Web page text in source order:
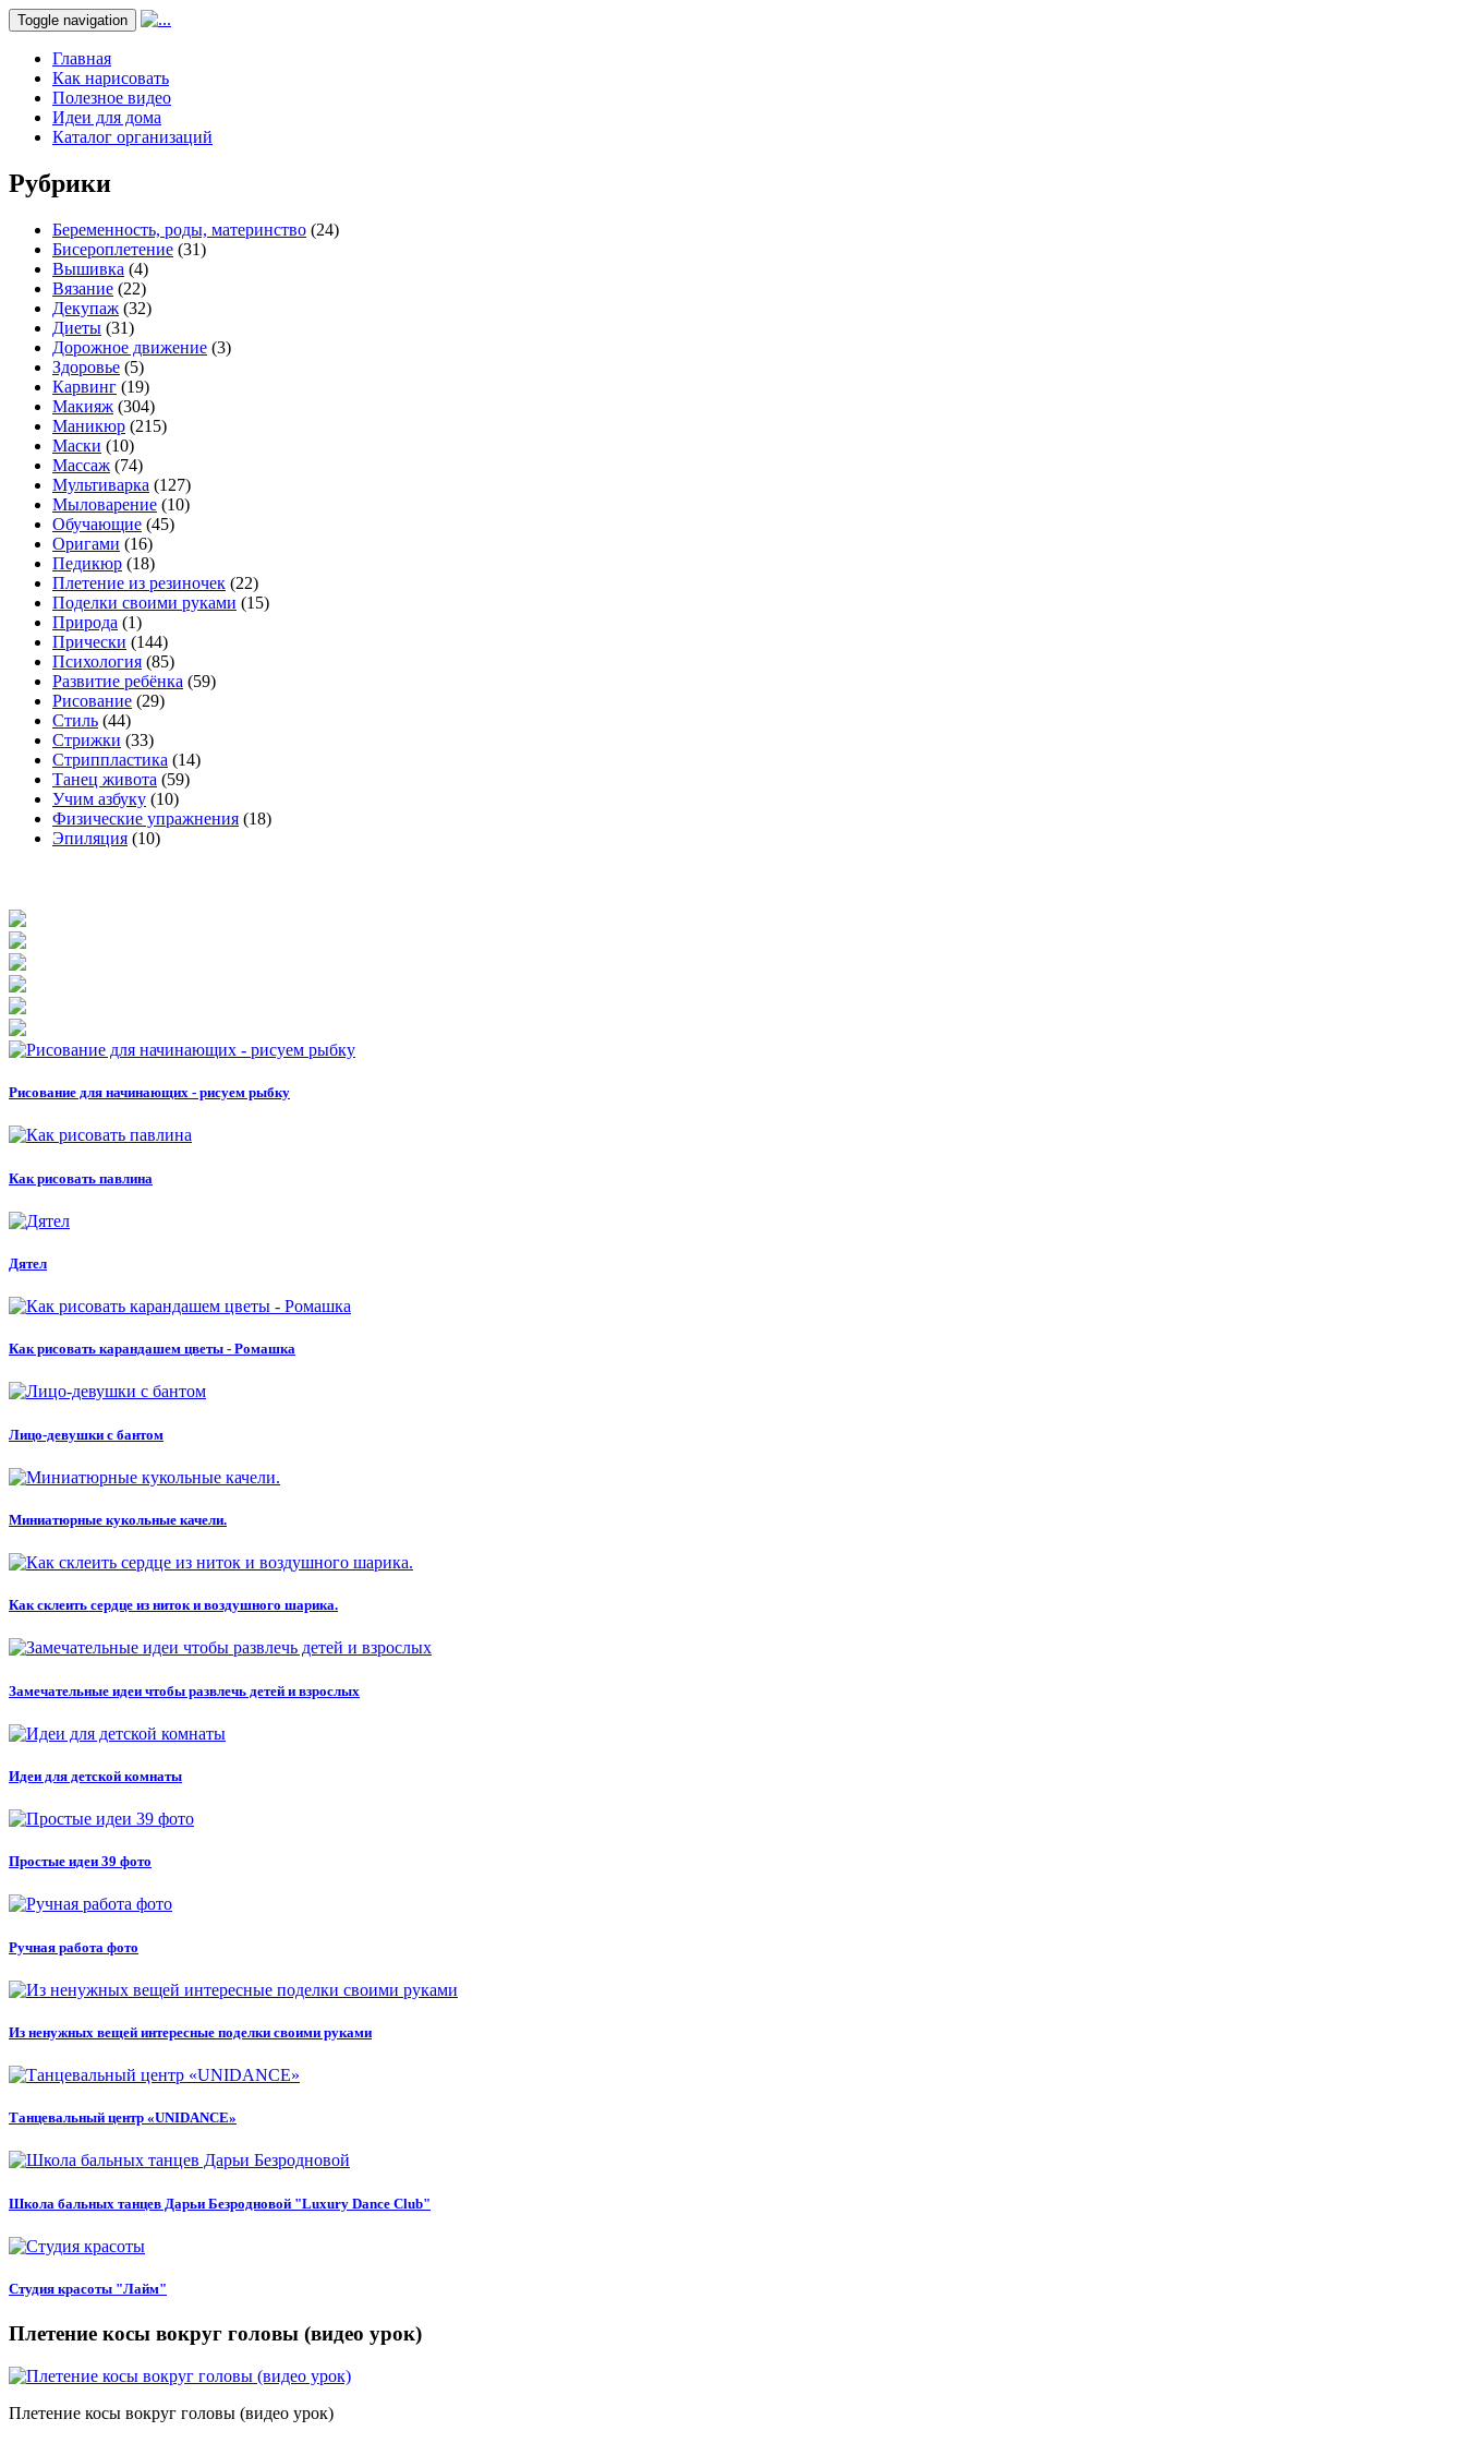
Toggle navigation
Главная
Как нарисовать
Полезное видео
Идеи для дома
Каталог организаций
Рубрики
Беременность, роды, материнство (24)
Бисероплетение (31)
Вышивка (4)
Вязание (22)
Декупаж (32)
Диеты (31)
Дорожное движение (3)
Здоровье (5)
Карвинг (19)
Макияж (304)
Маникюр (215)
Маски (10)
Массаж (74)
Мультиварка (127)
Мыловарение (10)
Обучающие (45)
Оригами (16)
Педикюр (18)
Плетение из резиночек (22)
Поделки своими руками (15)
Природа (1)
Прически (144)
Психология (85)
Развитие ребёнка (59)
Рисование (29)
Стиль (44)
Стрижки (33)
Стриппластика (14)
Танец живота (59)
Учим азбуку (10)
Физические упражнения (18)
Эпиляция (10)
Рисование для начинающих - рисуем рыбку
Как рисовать павлина
Дятел
Как рисовать карандашем цветы - Ромашка
Лицо-девушки с бантом
Миниатюрные кукольные качели.
Как склеить сердце из ниток и воздушного шарика.
Замечательные идеи чтобы развлечь детей и взрослых
Идеи для детской комнаты
Простые идеи 39 фото
Ручная работа фото
Из ненужных вещей интересные поделки своими руками
Танцевальный центр «UNIDANCE»
Школа бальных танцев Дарьи Безродновой "Luxury Dance Club"
Студия красоты "Лайм"
Плетение косы вокруг головы (видео урок)
Плетение косы вокруг головы (видео урок)